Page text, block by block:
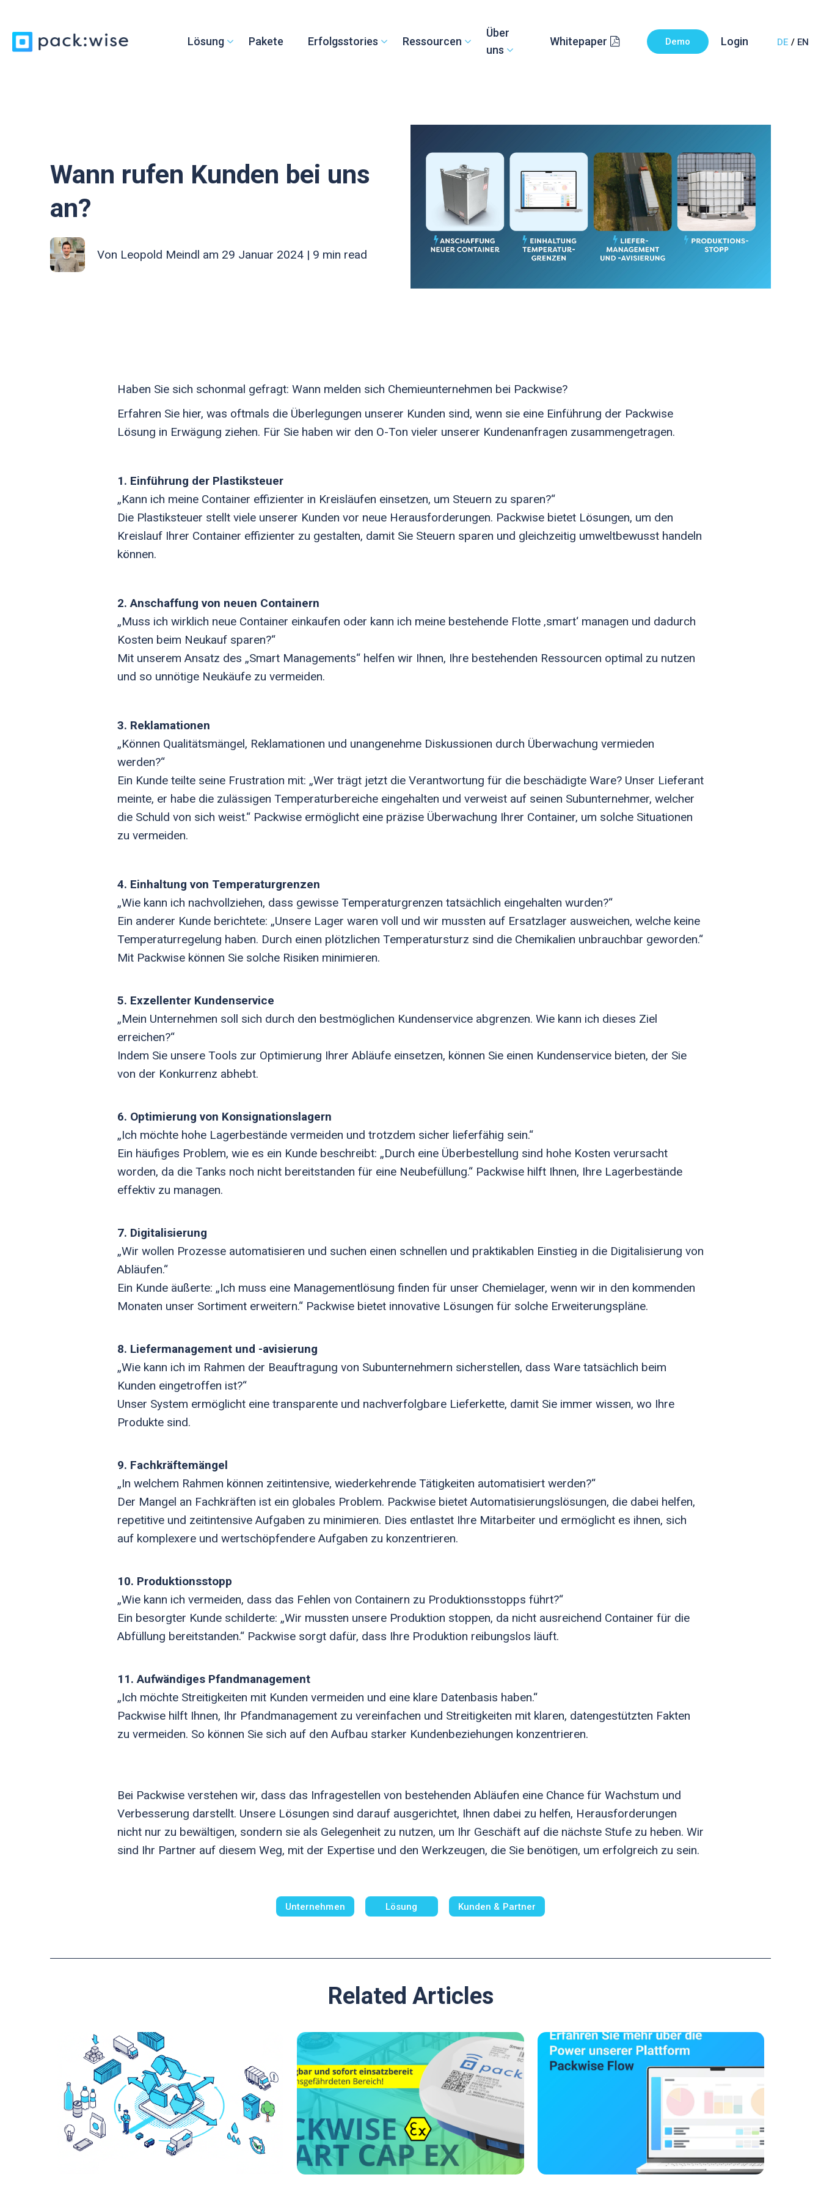
Lösung Pakete Erfolgsstories Ressourcen
Über
uns
Whitepaper Demo Login DE EN
Wann rufen Kunden bei uns
an?
Von Leopold Meindl am 29 Januar 2024 | 9 min read
Haben Sie sich schonmal gefragt: Wann melden sich Chemieunternehmen bei Packwise?
Erfahren Sie hier, was oftmals die Überlegungen unserer Kunden sind, wenn sie eine Einführung der Packwise
Lösung in Erwägung ziehen. Für Sie haben wir den O-Ton vieler unserer Kundenanfragen zusammengetragen.
1. Einführung der Plastiksteuer
„Kann ich meine Container effizienter in Kreisläufen einsetzen, um Steuern zu sparen?“
Die Plastiksteuer stellt viele unserer Kunden vor neue Herausforderungen. Packwise bietet Lösungen, um den
Kreislauf Ihrer Container effizienter zu gestalten, damit Sie Steuern sparen und gleichzeitig umweltbewusst handeln
können.
2. Anschaffung von neuen Containern
„Muss ich wirklich neue Container einkaufen oder kann ich meine bestehende Flotte ‚smart‘ managen und dadurch
Kosten beim Neukauf sparen?“
Mit unserem Ansatz des „Smart Managements“ helfen wir Ihnen, Ihre bestehenden Ressourcen optimal zu nutzen
und so unnötige Neukäufe zu vermeiden.
3. Reklamationen
„Können Qualitätsmängel, Reklamationen und unangenehme Diskussionen durch Überwachung vermieden
werden?“
Ein Kunde teilte seine Frustration mit: „Wer trägt jetzt die Verantwortung für die beschädigte Ware? Unser Lieferant
meinte, er habe die zulässigen Temperaturbereiche eingehalten und verweist auf seinen Subunternehmer, welcher
die Schuld von sich weist.“ Packwise ermöglicht eine präzise Überwachung Ihrer Container, um solche Situationen
zu vermeiden.
4. Einhaltung von Temperaturgrenzen
„Wie kann ich nachvollziehen, dass gewisse Temperaturgrenzen tatsächlich eingehalten wurden?“
Ein anderer Kunde berichtete: „Unsere Lager waren voll und wir mussten auf Ersatzlager ausweichen, welche keine
Temperaturregelung haben. Durch einen plötzlichen Temperatursturz sind die Chemikalien unbrauchbar geworden.“
Mit Packwise können Sie solche Risiken minimieren.
5. Exzellenter Kundenservice
„Mein Unternehmen soll sich durch den bestmöglichen Kundenservice abgrenzen. Wie kann ich dieses Ziel
erreichen?“
Indem Sie unsere Tools zur Optimierung Ihrer Abläufe einsetzen, können Sie einen Kundenservice bieten, der Sie
von der Konkurrenz abhebt.
6. Optimierung von Konsignationslagern
„Ich möchte hohe Lagerbestände vermeiden und trotzdem sicher lieferfähig sein.“
Ein häufiges Problem, wie es ein Kunde beschreibt: „Durch eine Überbestellung sind hohe Kosten verursacht
worden, da die Tanks noch nicht bereitstanden für eine Neubefüllung.“ Packwise hilft Ihnen, Ihre Lagerbestände
effektiv zu managen.
7. Digitalisierung
„Wir wollen Prozesse automatisieren und suchen einen schnellen und praktikablen Einstieg in die Digitalisierung von
Abläufen.“
Ein Kunde äußerte: „Ich muss eine Managementlösung finden für unser Chemielager, wenn wir in den kommenden
Monaten unser Sortiment erweitern.“ Packwise bietet innovative Lösungen für solche Erweiterungspläne.
8. Liefermanagement und -avisierung
„Wie kann ich im Rahmen der Beauftragung von Subunternehmern sicherstellen, dass Ware tatsächlich beim
Kunden eingetroffen ist?“
Unser System ermöglicht eine transparente und nachverfolgbare Lieferkette, damit Sie immer wissen, wo Ihre
Produkte sind.
9. Fachkräftemängel
„In welchem Rahmen können zeitintensive, wiederkehrende Tätigkeiten automatisiert werden?“
Der Mangel an Fachkräften ist ein globales Problem. Packwise bietet Automatisierungslösungen, die dabei helfen,
repetitive und zeitintensive Aufgaben zu minimieren. Dies entlastet Ihre Mitarbeiter und ermöglicht es ihnen, sich
auf komplexere und wertschöpfendere Aufgaben zu konzentrieren.
10. Produktionsstopp
„Wie kann ich vermeiden, dass das Fehlen von Containern zu Produktionsstopps führt?“
Ein besorgter Kunde schilderte: „Wir mussten unsere Produktion stoppen, da nicht ausreichend Container für die
Abfüllung bereitstanden.“ Packwise sorgt dafür, dass Ihre Produktion reibungslos läuft.
11. Aufwändiges Pfandmanagement
„Ich möchte Streitigkeiten mit Kunden vermeiden und eine klare Datenbasis haben.“
Packwise hilft Ihnen, Ihr Pfandmanagement zu vereinfachen und Streitigkeiten mit klaren, datengestützten Fakten
zu vermeiden. So können Sie sich auf den Aufbau starker Kundenbeziehungen konzentrieren.
Bei Packwise verstehen wir, dass das Infragestellen von bestehenden Abläufen eine Chance für Wachstum und
Verbesserung darstellt. Unsere Lösungen sind darauf ausgerichtet, Ihnen dabei zu helfen, Herausforderungen
nicht nur zu bewältigen, sondern sie als Gelegenheit zu nutzen, um Ihr Geschäft auf die nächste Stufe zu heben. Wir
sind Ihr Partner auf diesem Weg, mit der Expertise und den Werkzeugen, die Sie benötigen, um erfolgreich zu sein.
Unternehmen Lösung Kunden & Partner
Related Articles